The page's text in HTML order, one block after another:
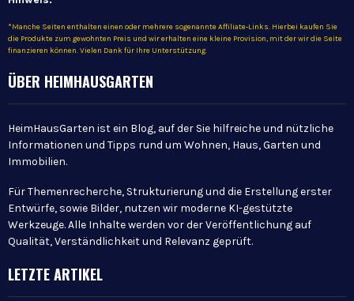
*Manche Seiten enthalten einen oder mehrere sogenannte Affiliate-Links. Hierbei kaufen Sie
die Produkte zum gewohnten Preis und wir erhalten eine kleine Provision, mit der wir die Seite
finanzieren können. Vielen Dank für Ihre Unterstützung.
ÜBER HEIMHAUSGARTEN
HeimHausGarten ist ein Blog, auf der Sie hilfreiche und nützliche
Informationen und Tipps rund um Wohnen, Haus, Garten und
Immobilien.
Für Themenrecherche, Strukturierung und die Erstellung erster
Entwürfe, sowie Bilder, nutzen wir moderne KI-gestützte
Werkzeuge. Alle Inhalte werden vor der Veröffentlichung auf
Qualität, Verständlichkeit und Relevanz geprüft.
LETZTE ARTIKEL